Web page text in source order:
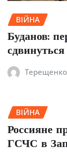
ВІЙНА
Буданов:
ВІЙНА
Россияне
ГСЧС в